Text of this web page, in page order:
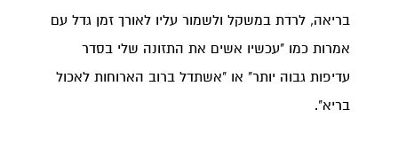
בריאה, לרדת במשקל ולשמור עליו לאורך זמן גדל עם
אמרות כמו "עכשיו אשים את התזונה שלי בסדר
עדיפות גבוה יותר" או "אשתדל ברוב הארוחות לאכול
בריא".